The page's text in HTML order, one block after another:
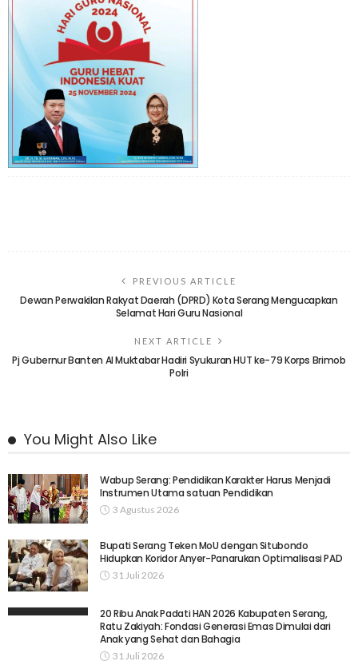
PREVIOUS ARTICLE
Dewan Perwakilan Rakyat Daerah (DPRD) Kota Serang Mengucapkan
Selamat Hari Guru Nasional
NEXT ARTICLE
Pj Gubernur Banten Al Muktabar Hadiri Syukuran HUT ke-79 Korps Brimob
Polri
You Might Also Like
Wabup Serang: Pendidikan Karakter Harus Menjadi
Instrumen Utama satuan Pendidikan
3 Agustus 2026
Bupati Serang Teken MoU dengan Situbondo
Hidupkan Koridor Anyer-Panarukan Optimalisasi PAD
31 Juli 2026
20 Ribu Anak Padati HAN 2026 Kabupaten Serang,
Ratu Zakiyah: Fondasi Generasi Emas Dimulai dari
Anak yang Sehat dan Bahagia
31 Juli 2026